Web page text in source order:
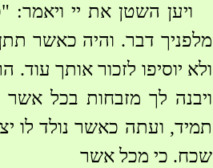
ויען השטן את יי
מלפניך דבר. והיה כאשר
ולא יוסיפו לזכור אותך
ויבנה לך מזבחות בכל
תמיד, ועתה כאשר נולד לו
שכח. כי מכל אשר